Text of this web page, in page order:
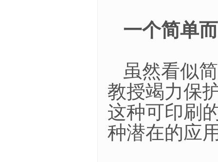
一个简单
虽然看似
教授竭力保
这种可印刷
种潜在的应